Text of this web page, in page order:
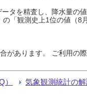
タを精査し、降水量の
「観測史上1位の値（
あります。 ご利用の
） 気象観測統計の解